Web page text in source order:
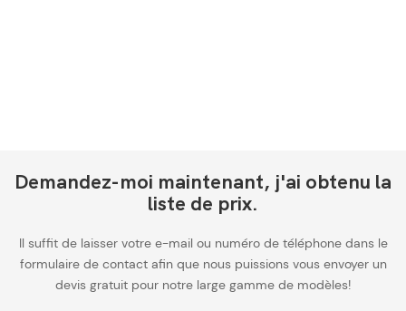
Demandez-moi maintenant, j'ai obtenu la
liste de prix.
Il suffit de laisser votre e-mail ou numéro de téléphone dans le
formulaire de contact afin que nous puissions vous envoyer un
devis gratuit pour notre large gamme de modèles!